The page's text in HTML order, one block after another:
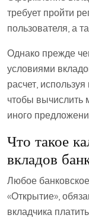
требует пройти
пользователя, а
Однако прежде
условиями
расчет,
чтобы вычислить
иного
Что такое
вкладов
Любое
«Открытие»,
вкладчика